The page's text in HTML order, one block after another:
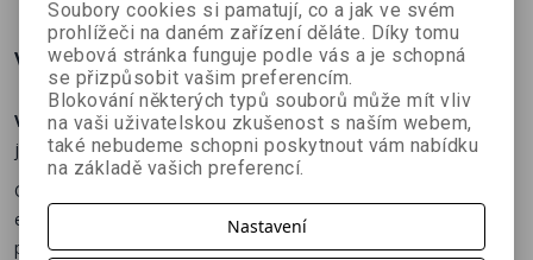
Více o knize
Vítejte na Troskách!Zavítejte do časů Keltů i husitů, poznejte
jedinečný hrad Českého ráje i legendu ze hry Kingdom Come.
Objevte nejkrásnější hrady a zámky v nové, detailně zpracované
edici z redakce 100+1 historie. Knihy v pevné vazbě na křídovém
papíru přinášejí bohatý obsah plný barevných fotografií, ilustrací i
Soubory cookies si pamatují, co a jak ve svém
prohlížeči na daném zařízení děláte. Díky tomu
webová stránka funguje podle vás a je schopná
se přizpůsobit vašim preferencím.
Blokování některých typů souborů může mít vliv
na vaši uživatelskou zkušenost s naším webem,
také nebudeme schopni poskytnout vám nabídku
na základě vašich preferencí.
Nastavení